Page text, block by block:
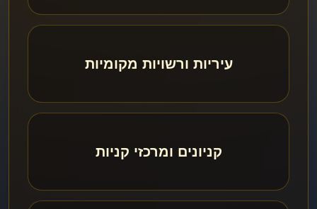
עיריות ורשויות מקומיות
קניונים ומרכזי קניות